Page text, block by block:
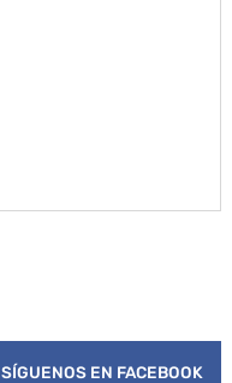
SÍGUENOS EN FACEBOOK